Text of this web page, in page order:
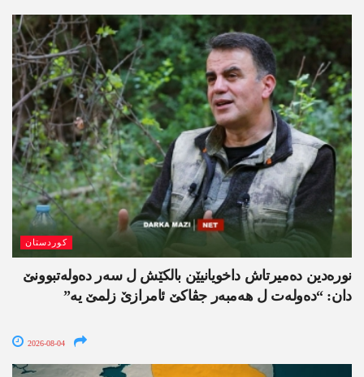
کوردستان
نورەدین دەمیرتاش داخویانیێن بالکێش ل سەر دەولەتبوونێ
دان: “دەولەت ل ھەمبەر جڤاکێ ئامرازێ زلمێ یە”
2026-08-04